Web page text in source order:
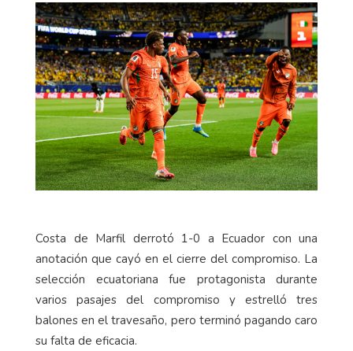
Costa de Marfil derrotó 1-0 a Ecuador con una
anotación que cayó en el cierre del compromiso. La
selección ecuatoriana fue protagonista durante
varios pasajes del compromiso y estrelló tres
balones en el travesaño, pero terminó pagando caro
su falta de eficacia.